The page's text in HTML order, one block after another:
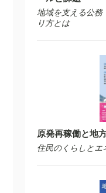
地域を支える公務
り方とは
原発再稼働と地
住民のくらしとエ